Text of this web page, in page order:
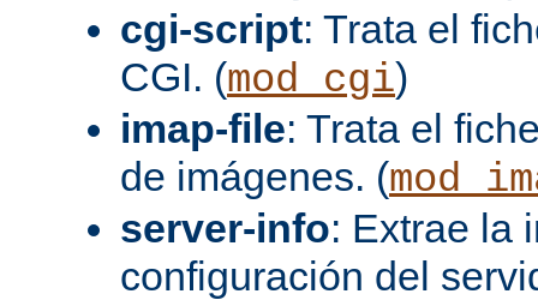
cgi-script: Trata el
CGI. (mod_cgi)
imap-file: Trata el
de imágenes. (
server-info: Extrae la
configuración del